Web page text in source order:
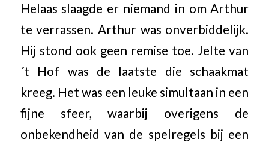
Helaas slaagde er niemand in om Arthur
te verrassen. Arthur was onverbiddelijk.
Hij stond ook geen remise toe. Jelte van
´t Hof was de laatste die schaakmat
kreeg. Het was een leuke simultaan in een
fijne sfeer, waarbij overigens de
onbekendheid van de spelregels bij een